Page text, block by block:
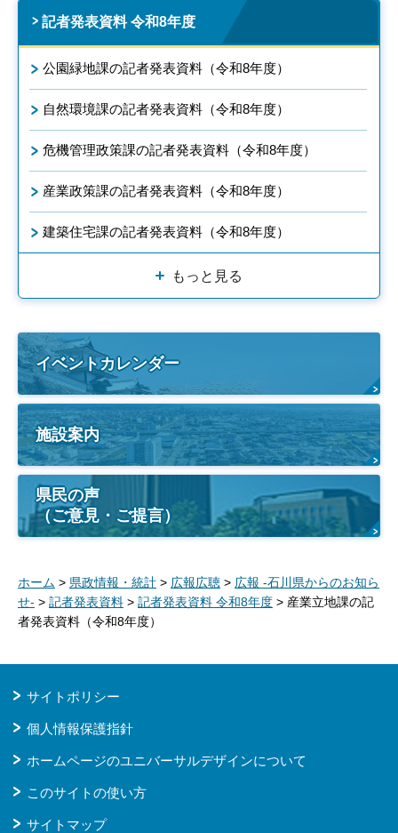
記者発表資料 令和8年度
公園緑地課の記者発表資料（令和8年度）
自然環境課の記者発表資料（令和8年度）
危機管理政策課の記者発表資料（令和8年度）
産業政策課の記者発表資料（令和8年度）
建築住宅課の記者発表資料（令和8年度）
もっと見る
イベントカレンダー
施設案内
県民の声
（ご意見・ご提言）
ホーム > 県政情報・統計 > 広報広聴 > 広報 -石川県からのお知ら
せ- > 記者発表資料 > 記者発表資料 令和8年度 > 産業立地課の記
者発表資料（令和8年度）
サイトポリシー
個人情報保護指針
ホームページのユニバーサルデザインについて
このサイトの使い方
サイトマップ